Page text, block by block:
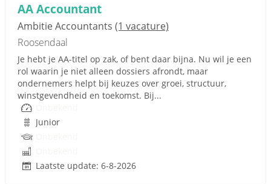
AA Accountant
Ambitie Accountants (1 vacature)
Roosendaal
Je hebt je AA-titel op zak, of bent daar bijna. Nu wil je een
rol waarin je niet alleen dossiers afrondt, maar
ondernemers helpt bij keuzes over groei, structuur,
winstgevendheid en toekomst. Bij...
Junior
Laatste update: 6-8-2026